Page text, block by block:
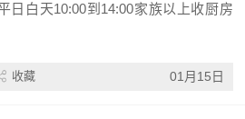
日白天10:00到14:00家族以上收厨房
收藏 01月15日